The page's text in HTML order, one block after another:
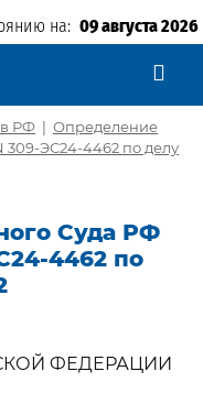
на: 09 августа 2026
РФ | Определение
309-ЭС24-4462 по делу
Суда РФ
4462 по
ФЕДЕРАЦИИ